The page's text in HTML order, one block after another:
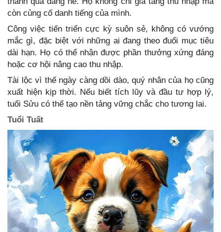
còn củng cố danh tiếng của mình.
Công việc tiến triển cực kỳ suôn sẻ, không có vướng
mắc gì, đặc biệt với những ai đang theo đuổi mục tiêu
dài hạn. Họ có thể nhận được phần thưởng xứng đáng
hoặc cơ hội nâng cao thu nhập.
Tài lộc vì thế ngày càng dồi dào, quý nhân của họ cũng
xuất hiện kịp thời. Nếu biết tích lũy và đầu tư hợp lý,
tuổi Sửu có thể tạo nền tảng vững chắc cho tương lai.
Tuổi Tuất